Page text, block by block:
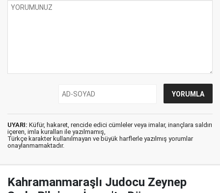
UYARI: Küfür, hakaret, rencide edici cümleler veya imalar, inançlara saldırı
içeren, imla kuralları ile yazılmamış,
Türkçe karakter kullanılmayan ve büyük harflerle yazılmış yorumlar
onaylanmamaktadır.
Kahramanmaraşlı Judocu Zeynep